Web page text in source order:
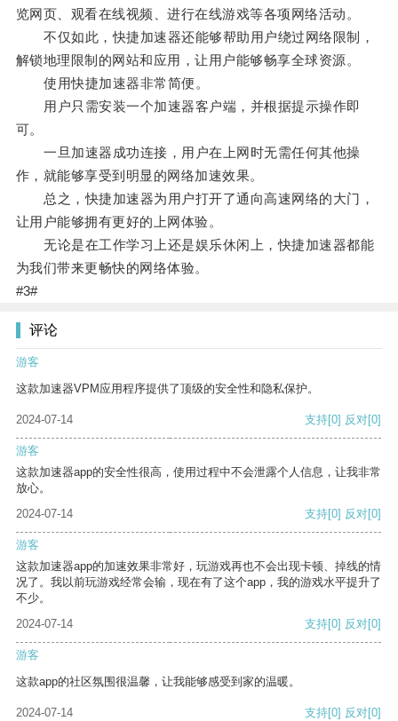
览网页、观看在线视频、进行在线游戏等各项网络活动。
不仅如此，快捷加速器还能够帮助用户绕过网络限制，
解锁地理限制的网站和应用，让用户能够畅享全球资源。
使用快捷加速器非常简便。
用户只需安装一个加速器客户端，并根据提示操作即
可。
一旦加速器成功连接，用户在上网时无需任何其他操
作，就能够享受到明显的网络加速效果。
总之，快捷加速器为用户打开了通向高速网络的大门，
让用户能够拥有更好的上网体验。
无论是在工作学习上还是娱乐休闲上，快捷加速器都能
为我们带来更畅快的网络体验。
#3#
评论
游客
这款加速器VPM应用程序提供了顶级的安全性和隐私保护。
2024-07-14 支持[0] 反对[0]
游客
这款加速器app的安全性很高，使用过程中不会泄露个人信息，让我非常
放心。
2024-07-14
支持[0] 反对[0]
游客
这款加速器app的加速效果非常好，玩游戏再也不会出现卡顿、掉线的情
况了。我以前玩游戏经常会输，现在有了这个app，我的游戏水平提升了
不少。
2024-07-14
支持[0] 反对[0]
游客
这款app的社区氛围很温馨，让我能够感受到家的温暖。
2024-07-14 支持[0] 反对[0]